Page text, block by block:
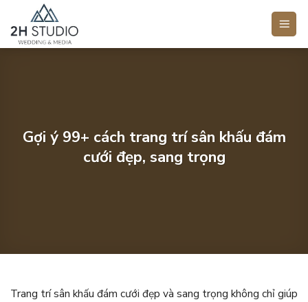
qua
Gợi ý 99+ cách trang trí sân khấu đám
cưới đẹp, sang trọng
Trang trí sân khấu đám cưới đẹp và sang trọng không chỉ giúp